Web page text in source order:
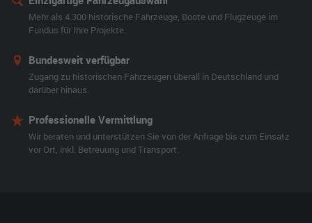
Mehr als 4.300 historische Fahrzeuge, Boote und Flugzeuge im
Fundus für Ihre Projekte.
Bundesweit verfügbar
Zugang zu historischen Fahrzeugen überall in Deutschland und
darüber hinaus.
Professionelle Vermittlung
Wir beraten und unterstützen Sie von der Anfrage bis zum Einsatz
vor Ort, inkl. Betreuung und Transport.